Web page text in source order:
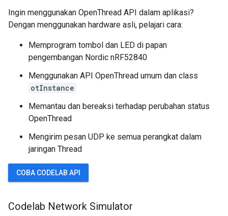
Ingin menggunakan OpenThread API dalam aplikasi?
Dengan menggunakan hardware asli, pelajari cara:
Memprogram tombol dan LED di papan
pengembangan Nordic nRF52840
Menggunakan API OpenThread umum dan class
otInstance
Memantau dan bereaksi terhadap perubahan status
OpenThread
Mengirim pesan UDP ke semua perangkat dalam
jaringan Thread
COBA CODELAB API
Codelab Network Simulator